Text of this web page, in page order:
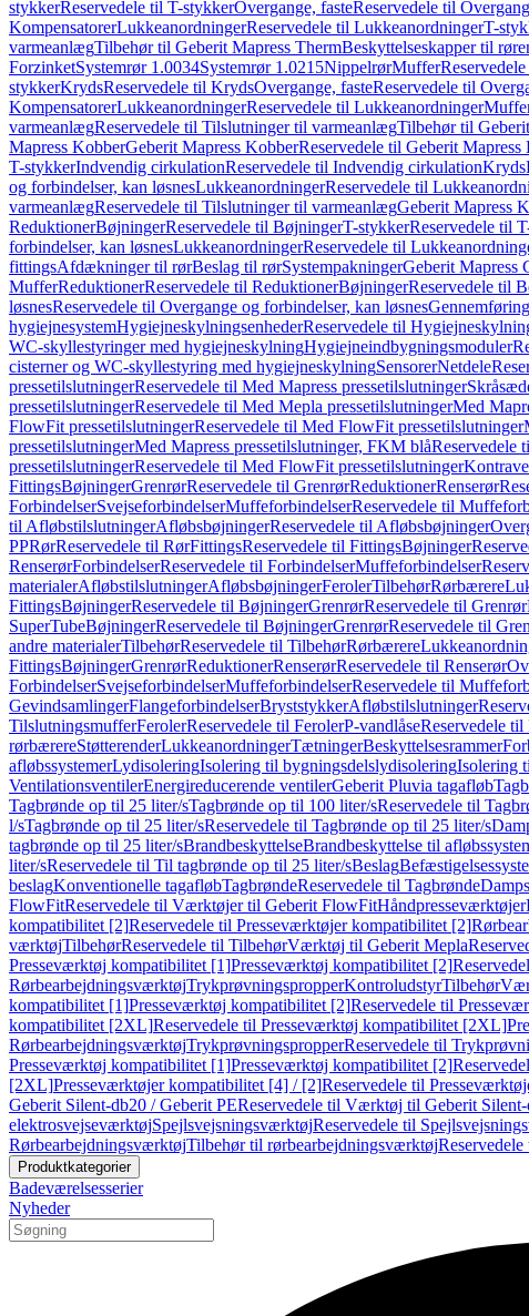
stykkerReservedele til T-stykkerOvergange, fasteReservedele til
KompensatorerLukkeanordningerReservedele til LukkeanordningerT-
varmeanlægTilbehør til Geberit Mapress ThermBeskyttelseskapper til
ForzinketSystemrør 1.0034Systemrør 1.0215NippelrørMuffer
stykkerKrydsReservedele til KrydsOvergange, fasteReservedele til
KompensatorerLukkeanordningerReservedele til Lukkeanordninger
varmeanlægReservedele til Tilslutninger til varmeanlægTilbehør til
Mapress KobberGeberit Mapress KobberReservedele til Geberit Mapress
T-stykkerIndvendig cirkulationReservedele til Indvendig cirkulationKryds
og forbindelser, kan løsnesLukkeanordningerReservedele til
varmeanlægReservedele til Tilslutninger til varmeanlægGeberit Mapress
ReduktionerBøjningerReservedele til BøjningerT-stykkerReservedele til
forbindelser, kan løsnesLukkeanordningerReservedele til
fittingsAfdækninger til rørBeslag til rørSystempakningerGeberit Mapress
MufferReduktionerReservedele til ReduktionerBøjningerReservedele til
løsnesReservedele til Overgange og forbindelser, kan løsnes
hygiejnesystemHygiejneskylningsenhederReservedele til
WC-skyllestyringer med hygiejneskylningHygiejneindbygningsmoduler
cisterner og WC-skyllestyring med hygiejneskylningSensorerNetdele
pressetilslutningerReservedele til Med Mapress pressetilslutninger
pressetilslutningerReservedele til Med Mepla pressetilslutningerMed
FlowFit pressetilslutningerReservedele til Med FlowFit pressetilslutninger
pressetilslutningerMed Mapress pressetilslutninger, FKM blåReservedele
pressetilslutningerReservedele til Med FlowFit pressetilslutninger
FittingsBøjningerGrenrørReservedele til GrenrørReduktionerRenserør
ForbindelserSvejseforbindelserMuffeforbindelserReservedele til
til AfløbstilslutningerAfløbsbøjningerReservedele til Afløbsbøjninger
PPRørReservedele til RørFittingsReservedele til FittingsBøjninger
RenserørForbindelserReservedele til ForbindelserMuffeforbindelser
materialerAfløbstilslutningerAfløbsbøjningerFerolerTilbehørRørbærere
FittingsBøjningerReservedele til BøjningerGrenrørReservedele til Grenrør
SuperTubeBøjningerReservedele til BøjningerGrenrørReservedele til
andre materialerTilbehørReservedele til TilbehørRørbærere
FittingsBøjningerGrenrørReduktionerRenserørReservedele til Renserør
ForbindelserSvejseforbindelserMuffeforbindelserReservedele til
GevindsamlingerFlangeforbindelserBryststykkerAfløbstilslutninger
TilslutningsmufferFerolerReservedele til FerolerP-vandlåseReservedele til
rørbærereStøtterenderLukkeanordningerTætningerBeskyttelsesrammer
afløbssystemerLydisoleringIsolering til bygningsdelslydisoleringIsolering
VentilationsventilerEnergireducerende ventilerGeberit Pluvia tagafløb
Tagbrønde op til 25 liter/sTagbrønde op til 100 liter/sReservedele til
l/sTagbrønde op til 25 liter/sReservedele til Tagbrønde op til 25 liter/s
tagbrønde op til 25 liter/sBrandbeskyttelseBrandbeskyttelse til
liter/sReservedele til Til tagbrønde op til 25 liter/sBeslag
beslagKonventionelle tagafløbTagbrøndeReservedele til Tagbrønde
FlowFitReservedele til Værktøjer til Geberit FlowFitHåndpresseværktøjer
kompatibilitet [2]Reservedele til Presseværktøjer kompatibilitet [2]
værktøjTilbehørReservedele til TilbehørVærktøj til Geberit Mepla
Presseværktøj kompatibilitet [1]Presseværktøj kompatibilitet [2]
RørbearbejdningsværktøjTrykprøvningspropperKontroludstyrTilbehør
kompatibilitet [1]Presseværktøj kompatibilitet [2]Reservedele til
kompatibilitet [2XL]Reservedele til Presseværktøj kompatibilitet [2XL]
RørbearbejdningsværktøjTrykprøvningspropperReservedele til
Presseværktøj kompatibilitet [1]Presseværktøj kompatibilitet [2]
[2XL]Presseværktøjer kompatibilitet [4] / [2]Reservedele til
Geberit Silent-db20 / Geberit PEReservedele til Værktøj til Geberit
elektrosvejseværktøjSpejlsvejsningsværktøjReservedele til
RørbearbejdningsværktøjTilbehør til rørbearbejdningsværktøj
Produktkategorier
Badeværelsesserier
Nyheder